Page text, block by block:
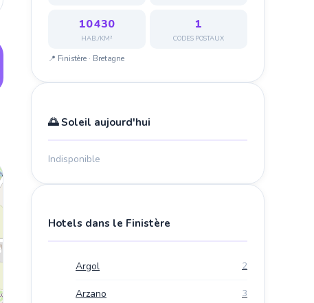
10 430
HAB./KM²
1
CODES POSTAUX
📍 Finistère · Bretagne
🌅 Soleil aujourd'hui
Indisponible
Hotels dans le Finistère
Argol 2
Arzano 3